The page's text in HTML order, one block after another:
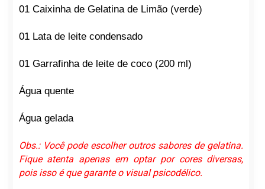
01 Caixinha de Gelatina de Limão (verde)
01 Lata de leite condensado
01 Garrafinha de leite de coco (200 ml)
Água quente
Água gelada
Obs.: Você pode escolher outros sabores de gelatina.
Fique atenta apenas em optar por cores diversas,
pois isso é que garante o visual psicodélico.